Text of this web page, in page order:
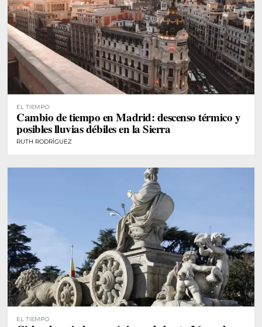
EL TIEMPO
Cambio de tiempo en Madrid: descenso térmico y
posibles lluvias débiles en la Sierra
RUTH RODRÍGUEZ
EL TIEMPO